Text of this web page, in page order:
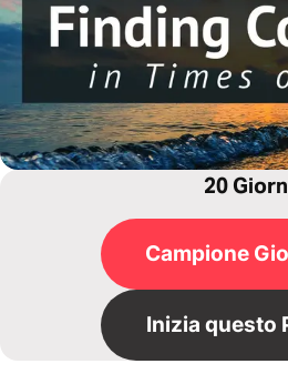
20
Campione
Inizia questo